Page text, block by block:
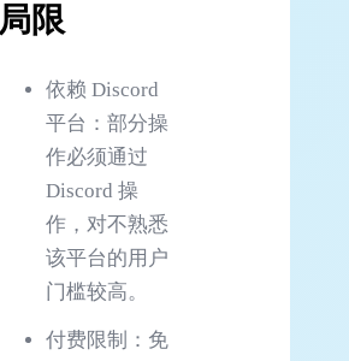
局限
依赖 Discord
平台：部分操
作必须通过
Discord 操
作，对不熟悉
该平台的用户
门槛较高。
付费限制：免